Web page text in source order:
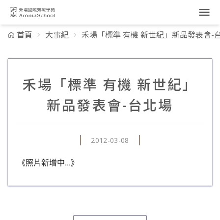
跳到主要內容
首頁 大事紀 禾場「標準 有機 新世紀」新品發表會-
禾場「標準 有機 新世紀」
新品發表會-台北場
2012-03-08
《照片新增中...》